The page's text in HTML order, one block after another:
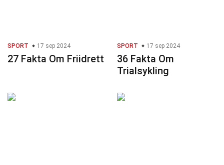
SPORT 17 sep 2024
27 Fakta Om Friidrett
SPORT 17 sep 2024
36 Fakta Om
Trialsykling